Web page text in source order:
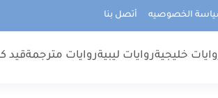
الخصوصيه أتصل بنا
خليجيةروايات ليبيةروايات مترجمةقيد